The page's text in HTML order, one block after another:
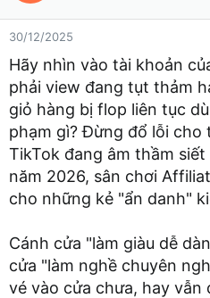
t
a
r
t
e
r
30/12/2025
Hãy nhìn vào tài khoản
phải view đang tụt thảm
giỏ hàng bị flop liên tục
phạm gì? Đừng đổ lỗi
TikTok đang âm thầm
năm 2026, sân chơi
cho những kẻ "ẩn danh"
Cánh cửa "làm giàu dễ
cửa "làm nghề chuyên
vé vào cửa chưa, hay